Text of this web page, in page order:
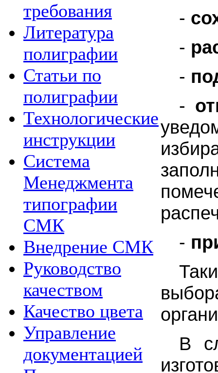
требования
Литература
полиграфии
Статьи по
полиграфии
Технологические
инструкции
Система
Менеджмента
типографии
СМК
Внедрение СМК
Руководство
качеством
Качество цвета
Управление
документацией
- с
- р
-
-
-
В